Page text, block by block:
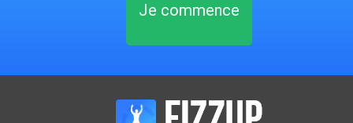
Je commence